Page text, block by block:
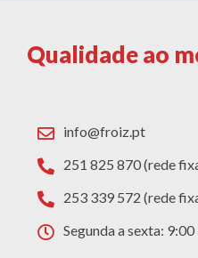
Qualidade ao
info@froiz.pt
251 825 870 (rede
253 339 572 (rede
Segunda a sexta: